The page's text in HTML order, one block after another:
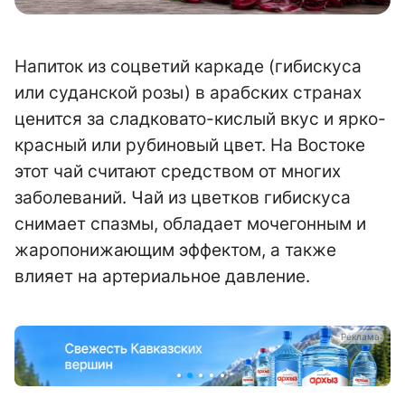
Напиток из соцветий каркаде (гибискуса
или суданской розы) в арабских странах
ценится за сладковато-кислый вкус и ярко-
красный или рубиновый цвет. На Востоке
этот чай считают средством от многих
заболеваний. Чай из цветков гибискуса
снимает спазмы, обладает мочегонным и
жаропонижающим эффектом, а также
влияет на артериальное давление.
Реклама